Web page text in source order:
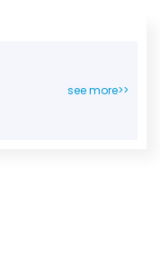
see more>>